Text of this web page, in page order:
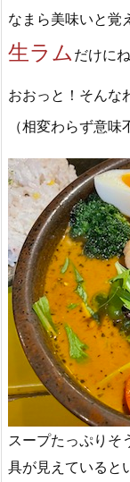
なまら美味いと覚
生ラム だけにね
おおっと！そんな
（相変わらず意味
スープたっぷりそ
具が見えていると